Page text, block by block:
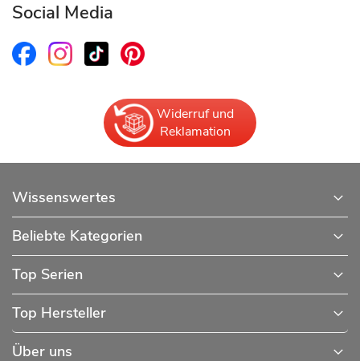
Social Media
Widerruf und
Reklamation
Wissenswertes
Beliebte Kategorien
Top Serien
Top Hersteller
Über uns